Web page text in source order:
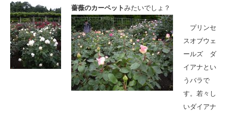
薔薇のカーペットみたいでしょ？
プリンセ
スオブウェ
ールズ ダ
イアナとい
うバラで
す。若々し
いダイアナ